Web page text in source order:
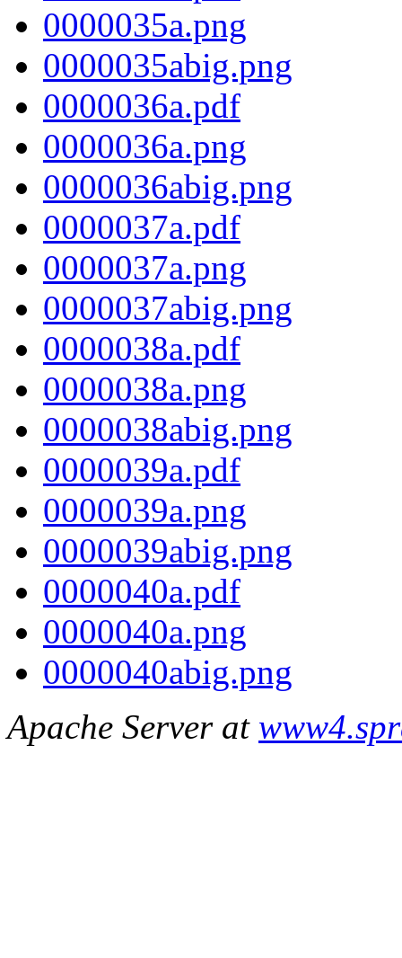
0000035a.png
0000035abig.png
0000036a.pdf
0000036a.png
0000036abig.png
0000037a.pdf
0000037a.png
0000037abig.png
0000038a.pdf
0000038a.png
0000038abig.png
0000039a.pdf
0000039a.png
0000039abig.png
0000040a.pdf
0000040a.png
0000040abig.png
Apache Server at